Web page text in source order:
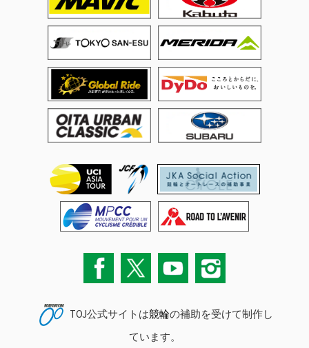
TOJ公式サイトは競輪の補助を受けて制作し
ています。